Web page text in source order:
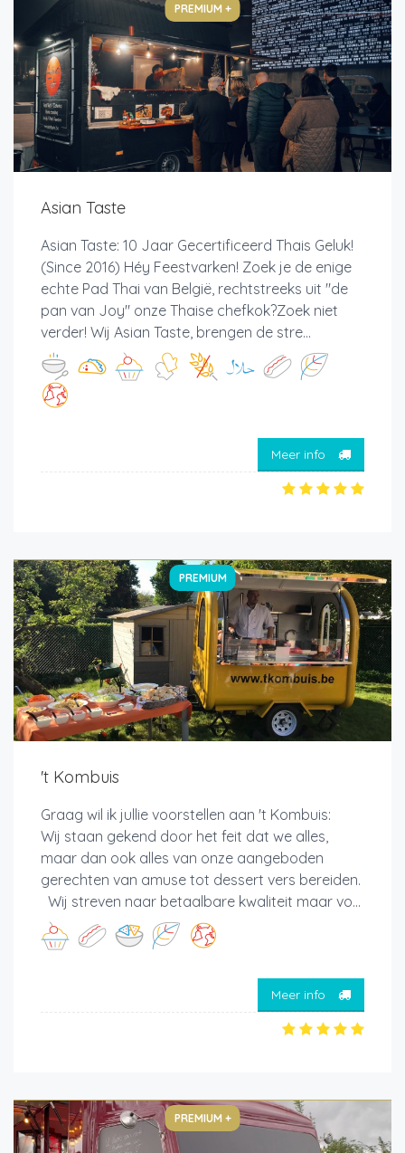
PREMIUM +
Asian Taste
Asian Taste: 10 Jaar Gecertificeerd Thais Geluk!
(Since 2016) Héy Feestvarken! Zoek je de enige
echte Pad Thai van België, rechtstreeks uit "de
pan van Joy" onze Thaise chefkok?Zoek niet
verder! Wij Asian Taste, brengen de stre...
Meer info
PREMIUM
't Kombuis
Graag wil ik jullie voorstellen aan 't Kombuis:
Wij staan gekend door het feit dat we alles,
maar dan ook alles van onze aangeboden
gerechten van amuse tot dessert vers bereiden.
Wij streven naar betaalbare kwaliteit maar vo...
Meer info
PREMIUM +